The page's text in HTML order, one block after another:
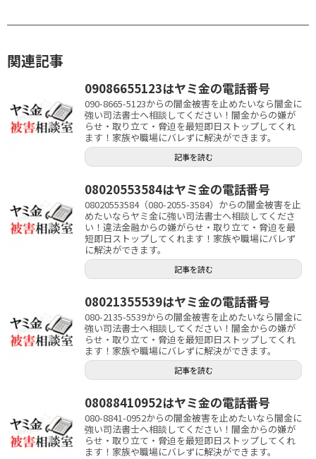
関連記事
09086655123はヤミ金の電話番号
090-8665-5123からの闇金被害を止めたいなら闇金に
強い司法書士へ相談してください！闇金からの嫌が
らせ・取り立て・脅迫を最短即日ストップしてくれ
ます！家族や職場にバレずに解決ができます。
記事を読む
08020553584はヤミ金の電話番号
08020553584（080-2055-3584）からの闇金被害を止
めたいならヤミ金に強い司法書士へ相談してくださ
い！違法金融からの嫌がらせ・取り立て・脅迫を最
短即日ストップしてくれます！家族や職場にバレず
に解決ができます。
記事を読む
08021355539はヤミ金の電話番号
080-2135-5539からの闇金被害を止めたいなら闇金に
強い司法書士へ相談してください！闇金からの嫌が
らせ・取り立て・脅迫を最短即日ストップしてくれ
ます！家族や職場にバレずに解決ができます。
記事を読む
08088410952はヤミ金の電話番号
080-8841-0952からの闇金被害を止めたいなら闇金に
強い司法書士へ相談してください！闇金からの嫌が
らせ・取り立て・脅迫を最短即日ストップしてくれ
ます！家族や職場にバレずに解決ができます。